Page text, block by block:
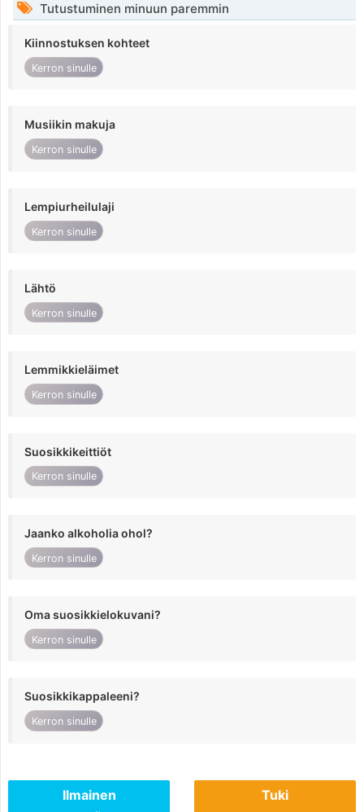
Tutustuminen minuun paremmin
Kiinnostuksen kohteet
Kerron sinulle
Musiikin makuja
Kerron sinulle
Lempiurheilulaji
Kerron sinulle
Lähtö
Kerron sinulle
Lemmikkieläimet
Kerron sinulle
Suosikkikeittiöt
Kerron sinulle
Jaanko alkoholia ohol?
Kerron sinulle
Oma suosikkielokuvani?
Kerron sinulle
Suosikkikappaleeni?
Kerron sinulle
Ilmainen Tuki